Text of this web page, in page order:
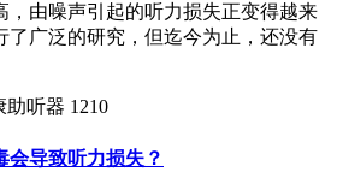
，由噪声引起的听力损失正变得越来
了广泛的研究，但迄今为止，还没有
助听器 1210
会导致听力损失？